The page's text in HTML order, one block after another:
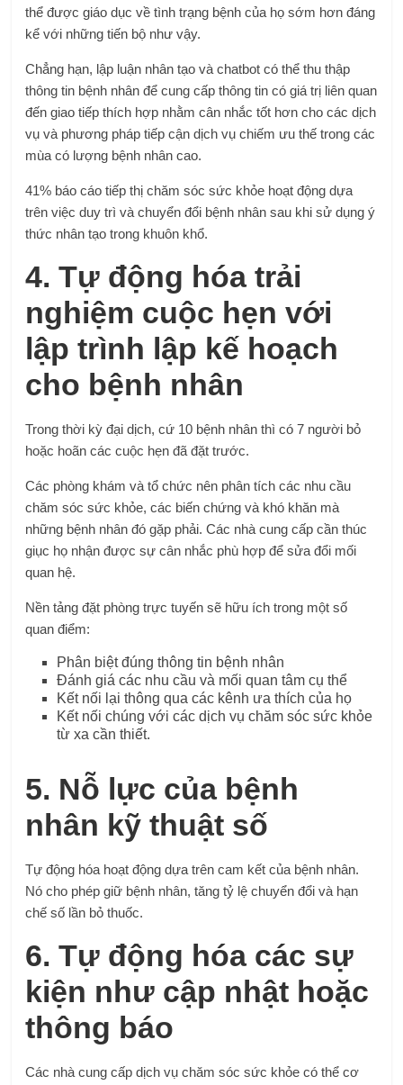
thể được giáo dục về tình trạng bệnh của họ sớm hơn đáng
kể với những tiến bộ như vậy.
Chẳng hạn, lập luận nhân tạo và chatbot có thể thu thập
thông tin bệnh nhân để cung cấp thông tin có giá trị liên quan
đến giao tiếp thích hợp nhằm cân nhắc tốt hơn cho các dịch
vụ và phương pháp tiếp cận dịch vụ chiếm ưu thế trong các
mùa có lượng bệnh nhân cao.
41% báo cáo tiếp thị chăm sóc sức khỏe hoạt động dựa
trên việc duy trì và chuyển đổi bệnh nhân sau khi sử dụng ý
thức nhân tạo trong khuôn khổ.
4. Tự động hóa trải
nghiệm cuộc hẹn với
lập trình lập kế hoạch
cho bệnh nhân
Trong thời kỳ đại dịch, cứ 10 bệnh nhân thì có 7 người bỏ
hoặc hoãn các cuộc hẹn đã đặt trước.
Các phòng khám và tổ chức nên phân tích các nhu cầu
chăm sóc sức khỏe, các biến chứng và khó khăn mà
những bệnh nhân đó gặp phải. Các nhà cung cấp cần thúc
giục họ nhận được sự cân nhắc phù hợp để sửa đổi mối
quan hệ.
Nền tảng đặt phòng trực tuyến sẽ hữu ích trong một số
quan điểm:
Phân biệt đúng thông tin bệnh nhân
Đánh giá các nhu cầu và mối quan tâm cụ thể
Kết nối lại thông qua các kênh ưa thích của họ
Kết nối chúng với các dịch vụ chăm sóc sức khỏe
từ xa cần thiết.
5. Nỗ lực của bệnh
nhân kỹ thuật số
Tự động hóa hoạt động dựa trên cam kết của bệnh nhân.
Nó cho phép giữ bệnh nhân, tăng tỷ lệ chuyển đổi và hạn
chế số lần bỏ thuốc.
6. Tự động hóa các sự
kiện như cập nhật hoặc
thông báo
Các nhà cung cấp dịch vụ chăm sóc sức khỏe có thể cơ